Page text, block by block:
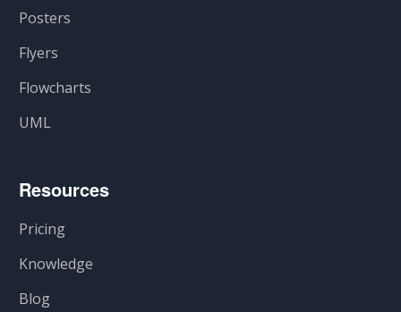
Posters
Flyers
Flowcharts
UML
Resources
Pricing
Knowledge
Blog